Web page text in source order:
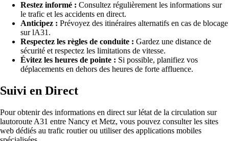
Restez informé : Consultez régulièrement les informations sur
le trafic et les accidents en direct.
Anticipez : Prévoyez des itinéraires alternatifs en cas de blocage
sur lA31.
Respectez les règles de conduite : Gardez une distance de
sécurité et respectez les limitations de vitesse.
Évitez les heures de pointe : Si possible, planifiez vos
déplacements en dehors des heures de forte affluence.
Suivi en Direct
Pour obtenir des informations en direct sur létat de la circulation sur
lautoroute A31 entre Nancy et Metz, vous pouvez consulter les sites
web dédiés au trafic routier ou utiliser des applications mobiles